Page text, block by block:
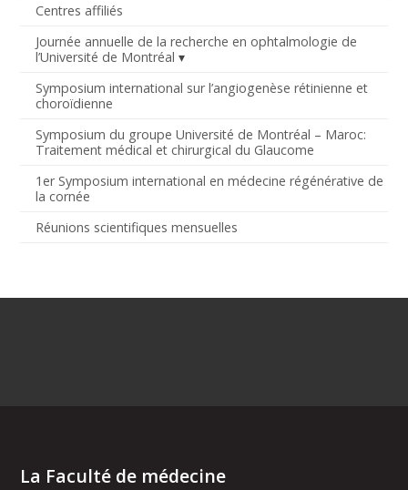
Centres affiliés
Journée annuelle de la recherche en ophtalmologie de
l’Université de Montréal
Symposium international sur l’angiogenèse rétinienne et
choroïdienne
Symposium du groupe Université de Montréal – Maroc:
Traitement médical et chirurgical du Glaucome
1er Symposium international en médecine régénérative de
la cornée
Réunions scientifiques mensuelles
La Faculté de médecine